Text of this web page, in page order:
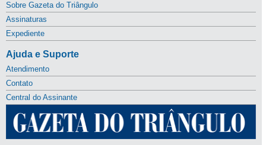
Sobre Gazeta do Triângulo
Assinaturas
Expediente
Ajuda e Suporte
Atendimento
Contato
Central do Assinante